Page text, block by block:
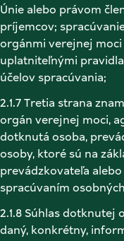
Únie alebo právom
príjemcov;
orgánmi verejnej moci
uplatniteľnými
účelov spracúvania;
2.1.7 Tretia strana
orgán verejnej moci,
dotknutá osoba,
osoby, ktoré sú na
prevádzkovateľa
spracúvaním
2.1.8 Súhlas dotknutej
daný, konkrétny,